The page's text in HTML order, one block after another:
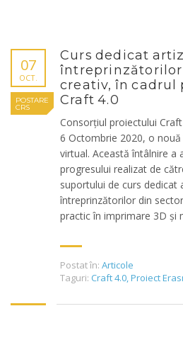
07
OCT.
POSTARE
CRS
Curs dedicat
întreprinzătorilor
creativ, în cadrul
Craft 4.0
Consorțiul proiectului
6 Octombrie 2020, o
virtual. Această întâlnire a
progresului realizat de
suportului de curs dedicat
întreprinzătorilor din
practic în imprimare 3D și
Postat în: Articole
Taguri: Craft 4.0,Proiect